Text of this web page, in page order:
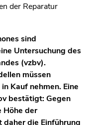
der Reparatur
sind
Untersuchung des
(vzbv).
müssen
Kauf nehmen. Eine
bestätigt: Gegen
Höhe der
die Einführung